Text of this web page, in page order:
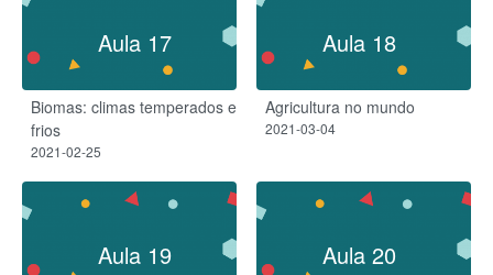
Aula 17
Biomas: climas temperados e
frios
2021-02-25
Aula 18
Agricultura no mundo
2021-03-04
Aula 19 Aula 20